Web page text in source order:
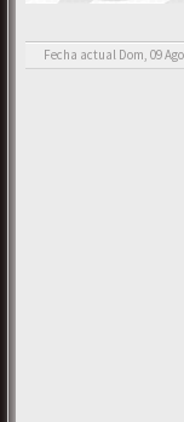
Fecha actual Dom, 09